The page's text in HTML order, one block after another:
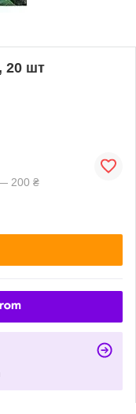
20 шт
— 200 ₴